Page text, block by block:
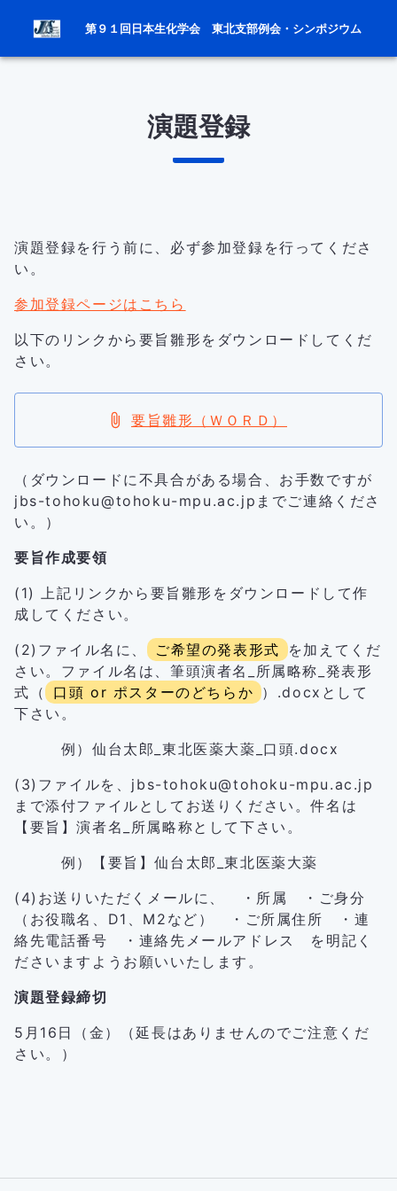
第９１回日本生化学会　東北支部例会・シンポジウム
演題登録
演題登録を行う前に、必ず参加登録を行ってくださ
い。
参加登録ページはこちら
以下のリンクから要旨雛形をダウンロードしてくだ
さい。
要旨雛形（ＷＯＲＤ）
（ダウンロードに不具合がある場合、お手数ですが
jbs-tohoku@tohoku-mpu.ac.jp までご連絡くださ
い。）
要旨作成要領
(1) 上記リンクから要旨雛形をダウンロードして作
成してください。
(2)ファイル名に、
ご希望の発表形式 を加えてくだ
さい。ファイル名は、筆頭演者名_所属略称_発表形
式（ 口頭 or ポスターのどちらか ）.docxとして
下さい。
例）仙台太郎_東北医薬大薬_口頭.docx
(3)ファイルを、 jbs-tohoku@tohoku-mpu.ac.jp
まで添付ファイルとしてお送りください。件名は
【要旨】演者名_所属略称として下さい。
例）【要旨】仙台太郎_東北医薬大薬
(4)お送りいただくメールに、 ・所属 ・ご身分
（お役職名、D1、M2など） ・ご所属住所 ・連
絡先電話番号 ・連絡先メールアドレス を明記く
ださいますようお願いいたします。
演題登録締切
5月16日（金）（延長はありませんのでご注意くだ
さい。）